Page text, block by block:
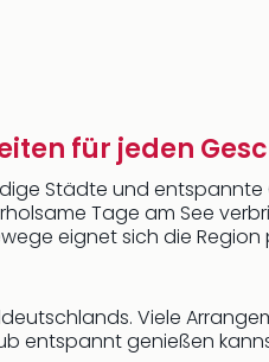
für jeden
Städte und entspannte
Tage am See
eignet sich die
Viele
entspannt genießen